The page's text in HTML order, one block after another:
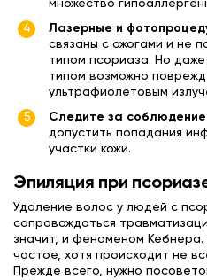
множество
Лазерные и
связаны с ожогами и не
типом псориаза. Но
типом возможно
ультрафиолетовым
Следите за
допустить попадания
участки кожи.
Эпиляция при
Удаление волос у людей с
сопровождаться
значит, и феноменом
частое, хотя происходит не
Прежде всего, нужно